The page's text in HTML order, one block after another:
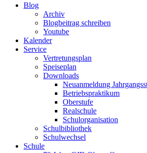
Blog
Archiv
Blogbeitrag schreiben
Youtube
Kalender
Service
Vertretungsplan
Speiseplan
Downloads
Neuanmeldung
Betriebspraktikum
Oberstufe
Realschule
Schulorganisation
Schulbibliothek
Schulwechsel
Schule